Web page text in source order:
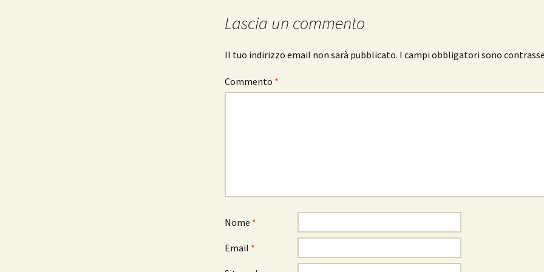
Lascia un commento
Il tuo indirizzo email non sarà pubblicato. I campi obbligatori sono
Commento *
Nome *
Email *